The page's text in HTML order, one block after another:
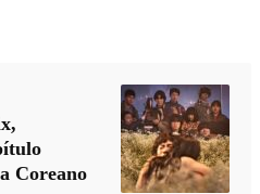
Coreano